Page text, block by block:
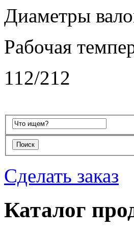
Диаметры
Рабочая
112/212
Сделать заказ
Каталог